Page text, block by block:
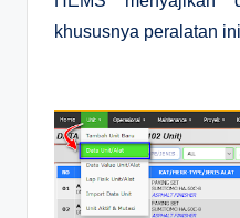
khususnya peralatan